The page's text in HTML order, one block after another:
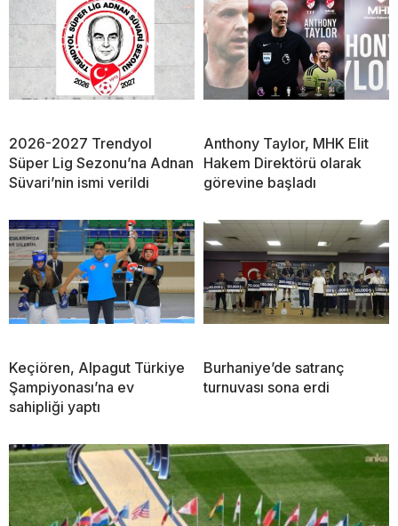
2026-2027 Trendyol
Süper Lig Sezonu’na Adnan
Süvari’nin ismi verildi
Anthony Taylor, MHK Elit
Hakem Direktörü olarak
görevine başladı
Keçiören, Alpagut Türkiye
Şampiyonası’na ev
sahipliği yaptı
Burhaniye’de satranç
turnuvası sona erdi